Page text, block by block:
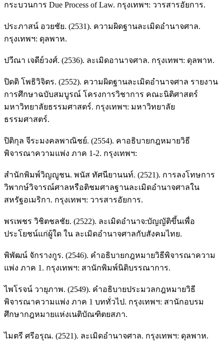
กระบวนการ Due Process of Law. กรุงเทพฯ: วารสารอัยการ.
ประภาสน์ อวยชัย. (2531). ความผิดฐานละเมิดอำนาจศาล.
กรุงเทพฯ: ดุลพาห.
ปวีณา เจดีย์วงศ์. (2536). ละเมิดอานาจศาล. กรุงเทพฯ: ดุลพาห.
ปิดติ โพธิวิจิตร. (2552). ความผิดฐานละเมิดอำนาจศาล รายงาน
การศึกษาฉบับสมบูรณ์ โครงการวิชาการ คณะนิติศาสตร์
มหาวิทยาลัยธรรมศาสตร์. กรุงเทพฯ: มหาวิทยาลัย
ธรรมศาสตร์.
ปิติกุล จีระมงคลพาณิชย์. (2554). คาอธิบายกฎหมายวิธี
พิจารณาความแพ่ง ภาค 1-2. กรุงเทพฯ:
สำนักพิมพ์วิญญูชน. พนัส ทัศนียานนท์. (2521). การลงโทษการ
วิพากษ์วิจารณ์ศาลหรือติชมศาลฐานละเมิดอำนาจศาลใน
สหรัฐอเมริกา. กรุงเทพฯ: วารสารอัยการ.
พรเพชร วิชิตชลชัย. (2522). ละเมิดอำนาจ:บัญญัติขึ้นเพื่อ
ประโยชน์แก่ผู้ใด ใน ละเมิดอำนาจศาลกับสังคมไทย.
พิพัฒน์ จักรางกูร. (2546). คำอธิบายกฎหมายวิธีพิจารณาความ
แพ่ง ภาค 1. กรุงเทพฯ: สานักพิมพ์นิติบรรณาการ.
ไพโรจน์ วายุภาพ. (2549). คำอธิบายประมวลกฎหมายวิธี
พิจารณาความแพ่ง ภาค 1 บททั่วไป. กรุงเทพฯ: สานักอบรม
ศึกษากฎหมายแห่งเนติบัณฑิตยสภา.
ไมตรี ศรีอรุณ. (2521). ละเมิดอำนาจศาล. กรุงเทพฯ: ดุลพาห.